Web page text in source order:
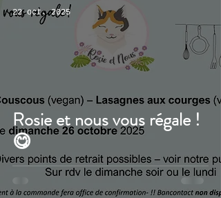
Rosie et nous vous régale !
😋
22 oct. 2025